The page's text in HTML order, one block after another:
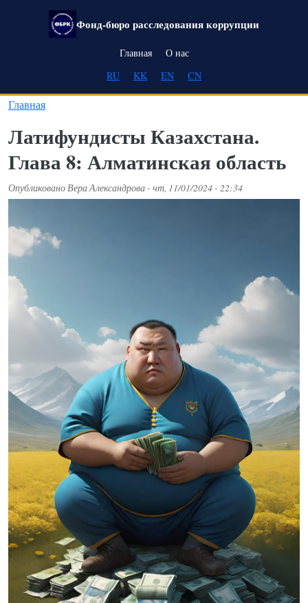
Перейти к основному содержанию
Фонд-бюро расследования коррупции
Main navigation
Главная
О нас
RU
KK EN CN
Главная
Латифундисты Казахстана.
Глава 8: Алматинская область
ОпубликованоВера Александрова- чт, 11/01/2024 - 22:34